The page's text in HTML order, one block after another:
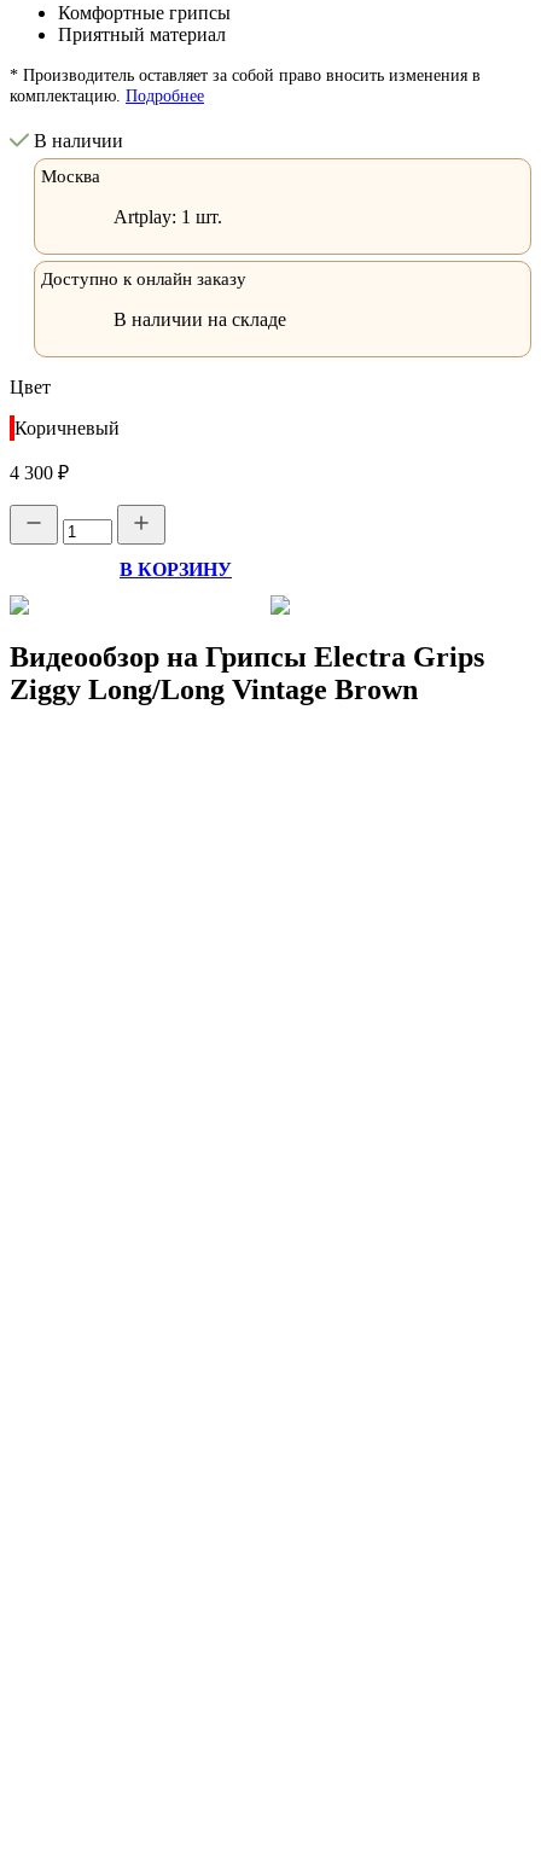
Комфортные грипсы
Приятный материал
* Производитель оставляет за собой право вносить изменения в
комплектацию. Подробнее
В наличии
Москва
Artplay: 1 шт.
Доступно к онлайн заказу
В наличии на складе
Цвет
Коричневый
4 300 ₽
В КОРЗИНУ
Видеообзор на Грипсы Electra Grips
Ziggy Long/Long Vintage Brown